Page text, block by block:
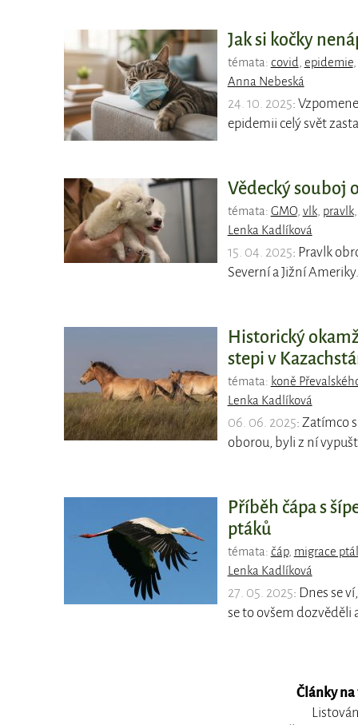
Jak si kočky
témata: covid epidemie,
Anna Nebeská
24. 10. 2025:
epidemii celý svět
Vědecký souboj
témata: GMO, vlk, pravlk
Lenka Kadlíková
15. 04. 2025: Pravlk
Severní a Jižní
Historický
stepi v
témata: koně
Lenka Kadlíková
06. 06. 2025: Zatímco
oborou, byli z ní
Příběh čápa s
ptáků
témata: čáp, migrace
Lenka Kadlíková
27. 05. 2025: Dnes se
se to ovšem dozvěděli
Články na